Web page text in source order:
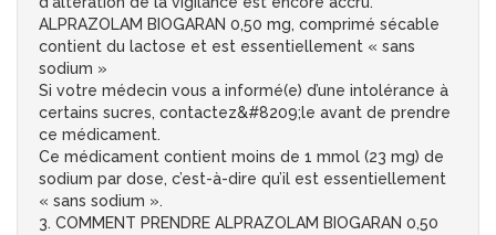
ALPRAZOLAM BIOGARAN 0,50 mg, comprimé sécable
contient du lactose et est essentiellement « sans
sodium »
Si votre médecin vous a informé(e) d’une intolérance à
certains sucres, contactez&#8209;le avant de prendre
ce médicament.
Ce médicament contient moins de 1 mmol (23 mg) de
sodium par dose, c’est-à-dire qu’il est essentiellement
« sans sodium ».
3. COMMENT PRENDRE ALPRAZOLAM BIOGARAN 0,50